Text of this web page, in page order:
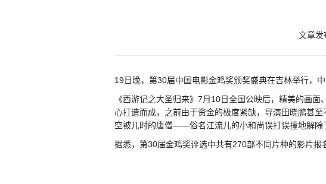
文章发
19日晚，第30届中国电影金鸡奖颁奖盛典在吉林举行，
《西游记之大圣归来》7月10日全国公映后，精美的画
心打造而成，之前由于资金的极度紧缺，导演田晓鹏甚
空被儿时的唐僧——俗名江流儿的小和尚误打误撞地解除
据悉，第30届金鸡奖评选中共有270部不同片种的影片报